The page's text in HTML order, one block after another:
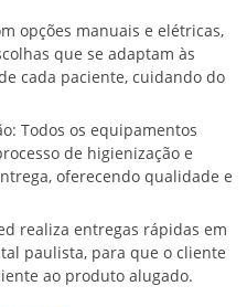
opções manuais e elétricas,
que se adaptam às
cada paciente, cuidando do
Todos os equipamentos
de higienização e
oferecendo qualidade e
realiza entregas rápidas em
paulista, para que o cliente
ao produto alugado.